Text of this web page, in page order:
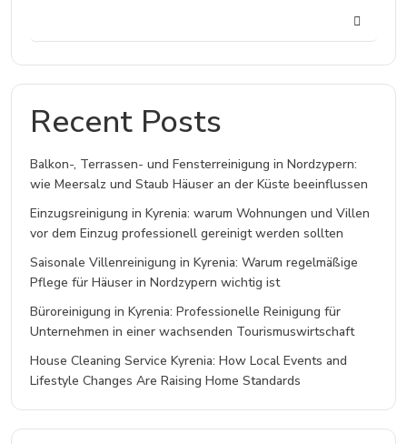
Recent Posts
Balkon-, Terrassen- und Fensterreinigung in Nordzypern:
wie Meersalz und Staub Häuser an der Küste beeinflussen
Einzugsreinigung in Kyrenia: warum Wohnungen und Villen
vor dem Einzug professionell gereinigt werden sollten
Saisonale Villenreinigung in Kyrenia: Warum regelmäßige
Pflege für Häuser in Nordzypern wichtig ist
Büroreinigung in Kyrenia: Professionelle Reinigung für
Unternehmen in einer wachsenden Tourismuswirtschaft
House Cleaning Service Kyrenia: How Local Events and
Lifestyle Changes Are Raising Home Standards